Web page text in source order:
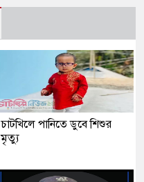
চাটখিলে পানিতে ডুবে শিশুর
মৃত্যু